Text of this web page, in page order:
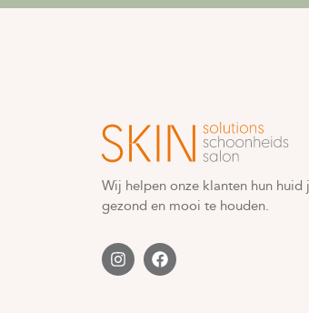
Wij helpen onze klanten hun huid
gezond en mooi te houden.